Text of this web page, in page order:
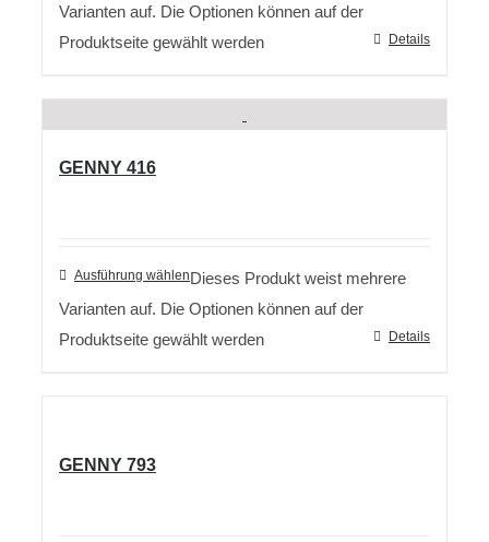
Varianten auf. Die Optionen können auf der
Produktseite gewählt werden
Details
GENNY 416
Ausführung wählenDieses Produkt weist mehrere
Varianten auf. Die Optionen können auf der
Produktseite gewählt werden
Details
GENNY 793